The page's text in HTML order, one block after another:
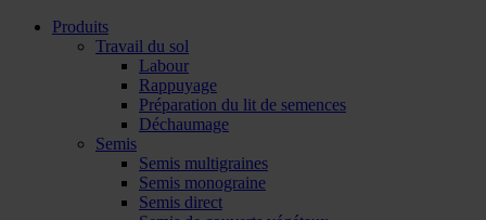
Produits
Travail du sol
Labour
Rappuyage
Préparation du lit de semences
Déchaumage
Semis
Semis multigraines
Semis monograine
Semis direct